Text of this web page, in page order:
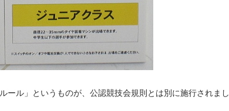
ール」というものが、公認競技会規則とは別に施行されまし